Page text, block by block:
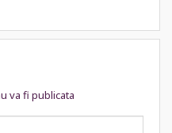
va fi publicata